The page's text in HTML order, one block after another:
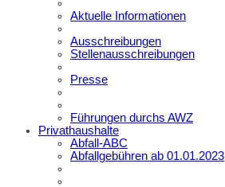
Aktuelle Informationen
Ausschreibungen
Stellenausschreibungen
Presse
Führungen durchs AWZ
Privathaushalte
Abfall-ABC
Abfallgebühren ab 01.01.2023